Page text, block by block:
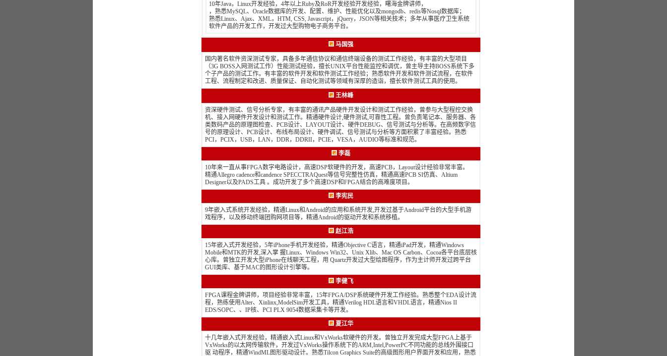
10年Java，Linux开发经验，4年以上Ruby及RoR开发经验开发经验，曙海金牌讲师，
，熟悉MySQL、Oracle数据库的开发、配置、维护、性能优化以及mongodb、redis等Nosql数据库；
熟悉Linux、Ajax、XML，HTM, CSS, Javascript，jQuery，JSON等相关技术；多年从事医疗卫生系统
软件产品的开发工作，开发过大型购物电子商务平台。
马国强
国内著名软件资深测试专家，具备多年通信协议和通信终端设备的测试工作经验，有丰富的大型项目
（3G BOSS入网测试工作）性能测试经验，擅长UNIX平台性能监控和调优，曾主导主持BOSS系统下多
个子产品的测试工作。有丰富的软件开发和软件测试工作经验；熟悉软件开发和软件测试流程，在软件
工程、流程制定和改进、质量保证、自动化测试等领域有深厚的造诣，擅长软件测试工具的使用。
王林峰
资深硬件测试、信号分析专家，有丰富的通讯产品硬件开发设计和测试工作经验，曾参与大型程控交换
机、接入网硬件开发设计和测试工作。精通硬件设计,硬件测试,可靠性工程。曾负责笔记本、服务器、各
类数码产品的原理图检查、PCB设计、LAYOUT设计、硬件DEBUG、信号测试与分析等。在高频数字信
号的原理设计、PCB设计、布线布局设计、硬件调试、信号测试与分析等方面积累了丰富经验。熟悉
PCI，PCIX，USB，LAN，DDR，DDRII，PCIE，VESA，AUDIO等标准和规范。
李磊
10年来一直从事FPGA数字电路设计，高速DSP软硬件的开发，高速PCB，Layout设计经验非常丰富。
精通Allegro cadence和candence SPECCTRAQuest等信号完整性仿真，精通高速PCB SI仿真、Altium
Designer以及PADS工具 。成功开发了多个高速DSP和FPGA结合的高难度项目。
李宪民
9年嵌入式系统开发经验，精通Linux和Android的应用和系统开发,开发过基于Android平台的大型手机游
戏程序，以及移动终端团购网项目等，精通Android的驱动开发和系统移植。
赵江浩
15年嵌入式开发经验，5年iPhone手机开发经验，精通Objective C语言，精通iPad开发，精通Windows
Mobile和MTK的开发,深入掌 握Linux、Windows Win32、Unix Xlib、Mac OS Carbon、Cocoa各平台底层核
心库。曾独立开发大型iPhone在线聊天工程，用 Quartz开发过大型绘图程序，作为主计师开发过跨平台
GUI类库、基于MAC的图形设计引擎等。
李健飞
FPGA课程金牌讲师，项目经验非常丰富，15年FPGA/DSP系统硬件开发工作经验。熟悉整个EDA设计流
程，熟练使用Alter、Xinlinx,ModelSim开发工具，精通Verilog HDL语言和VHDL语言，精通Nios II
EDS/SOPC、、IP核、PCI PLX 9054数据采集卡等开发。
夏江华
十几年嵌入式开发经验，精通嵌入式Linux和VxWorks软硬件的开发。曾独立开发完成大型FPGA上基于
VxWorks的以太网传输软件，开发过VxWorks操作系统下的ARM,Intel,PowerPC不同功能的总线外围接口
驱 动程序，精通WindML图形驱动设计。熟悉Tilcon Graphics Suite的高级图形用户界面开发和应用，熟悉